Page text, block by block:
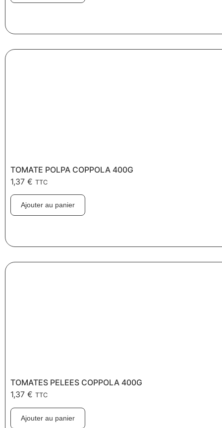
TOMATE POLPA COPPOLA 400G
1,37 € TTC
Ajouter au panier
TOMATES PELEES COPPOLA 400G
1,37 € TTC
Ajouter au panier